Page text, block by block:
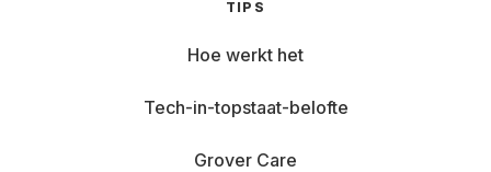
TIPS
Hoe werkt het
Tech-in-topstaat-belofte
Grover Care